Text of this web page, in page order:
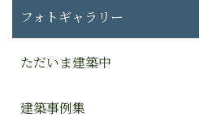
フォトギャラリー
ただいま建築中
建築事例集